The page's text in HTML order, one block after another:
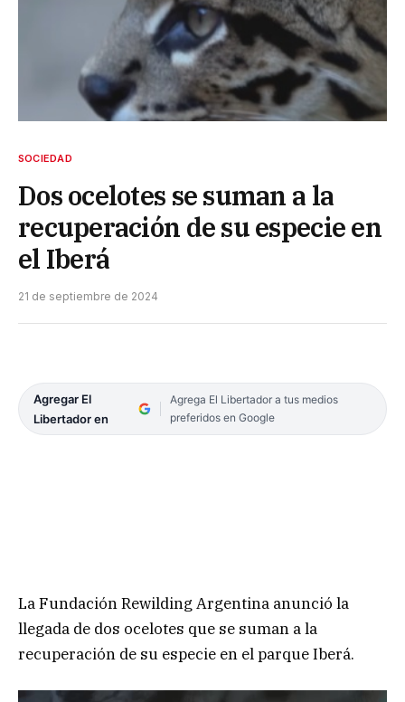
SOCIEDAD
Dos ocelotes se suman a la
recuperación de su especie en
el Iberá
21 de septiembre de 2024
Agregar El
Libertador en
Agrega El Libertador a tus medios
preferidos en Google
La Fundación Rewilding Argentina anunció la
llegada de dos ocelotes que se suman a la
recuperación de su especie en el parque Iberá.